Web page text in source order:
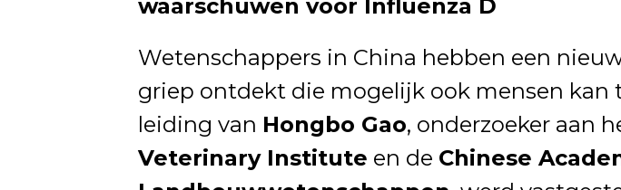
waarschuwen voor Influenza D
Wetenschappers in China hebben een
griep ontdekt die mogelijk ook mensen kan
leiding van Hongbo Gao, onderzoeker aan
Veterinary Institute en de Chinese